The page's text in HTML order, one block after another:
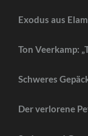
Exodus aus
Ton Veerkamp:
Schweres
Der verlorene